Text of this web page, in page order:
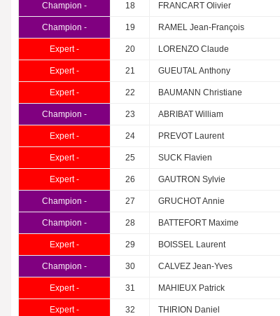
Champion - 18 FRANCART Olivier
Champion - 19 RAMEL Jean-François
Expert - 20 LORENZO Claude
Expert - 21 GUEUTAL Anthony
Expert - 22 BAUMANN Christiane
Champion - 23 ABRIBAT William
Expert - 24 PREVOT Laurent
Expert - 25 SUCK Flavien
Expert - 26 GAUTRON Sylvie
Champion - 27 GRUCHOT Annie
Champion - 28 BATTEFORT Maxime
Expert - 29 BOISSEL Laurent
Champion - 30 CALVEZ Jean-Yves
Expert - 31 MAHIEUX Patrick
Expert - 32 THIRION Daniel